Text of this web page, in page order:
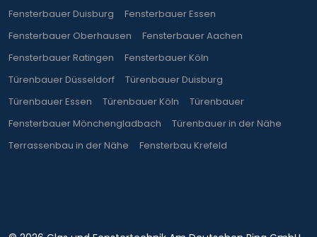
Fensterbauer Duisburg
Fensterbauer Essen
Fensterbauer Oberhausen
Fensterbauer Aachen
Fensterbauer Ratingen
Fensterbauer Köln
Türenbauer Düsseldorf
Türenbauer Duisburg
Türenbauer Essen
Türenbauer Köln
Türenbauer
Fensterbauer Mönchengladbach
Türenbauer in der Nähe
Terrassenbau in der Nähe
Fensterbau Krefeld